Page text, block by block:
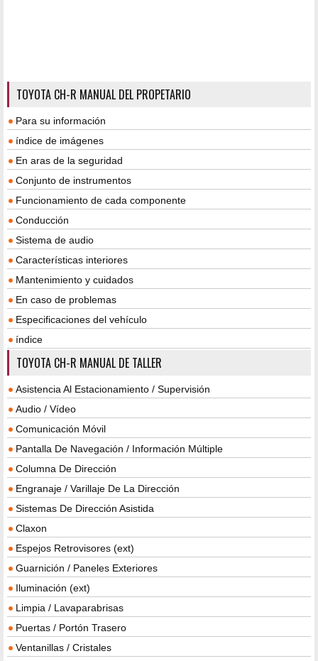
TOYOTA CH-R MANUAL DEL PROPETARIO
Para su información
índice de imágenes
En aras de la seguridad
Conjunto de instrumentos
Funcionamiento de cada componente
Conducción
Sistema de audio
Características interiores
Mantenimiento y cuidados
En caso de problemas
Especificaciones del vehículo
índice
TOYOTA CH-R MANUAL DE TALLER
Asistencia Al Estacionamiento / Supervisión
Audio / Vídeo
Comunicación Móvil
Pantalla De Navegación / Información Múltiple
Columna De Dirección
Engranaje / Varillaje De La Dirección
Sistemas De Dirección Asistida
Claxon
Espejos Retrovisores (ext)
Guarnición / Paneles Exteriores
Iluminación (ext)
Limpia / Lavaparabrisas
Puertas / Portón Trasero
Ventanillas / Cristales